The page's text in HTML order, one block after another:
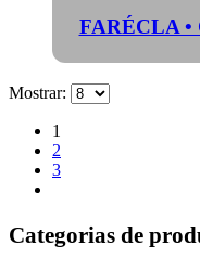
FARÉCLA •
Mostrar:
1
2
3
Categorias de